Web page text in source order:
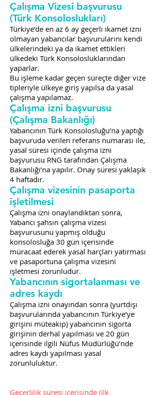
Çalışma Vizesi başvurusu
(Türk Konsoloslukları)
Türkiye’de en az 6 ay geçerli ikamet izni
olmayan yabancılar başvurularını kendi
ülkelerindeki ya da ikamet ettikleri
ülkedeki Türk Konsolosluklarından
yaparlar.
Bu işleme kadar geçen süreçte diğer vize
tipleriyle ülkeye giriş yapılsa da yasal
çalışma yapılamaz.
Çalışma izni başvurusu
(Çalışma Bakanlığı)
Yabancının Türk Konsolosluğu’na yaptığı
başvuruda verilen referans numarası ile,
yasal süresi içinde çalışma izni
başvurusu RNG tarafından Çalışma
Bakanlığı’na yapılır. Onay süresi yaklaşık
4 haftadır.
Çalışma vizesinin pasaporta
işletilmesi
Çalışma izni onaylandıktan sonra,
Yabancı şahsın çalışma vizesi
başvurusunu yapmış olduğu
konsolosluğa 30 gün içerisinde
müracaat ederek yasal harçları yatırması
ve pasaportuna çalışma vizesini
işletmesi zorunludur.
Yabancının sigortalanması ve
adres kaydı
Çalışma izni onayından sonra (yurtdışı
başvurularında yabancının Türkiye’ye
girişini müteakip) yabancının sigorta
girişinin derhal yapılması ve 20 gün
içerisinde ilgili Nüfus Müdürlüğü’nde
adres kaydı yapılması yasal
zorunluluktur.
Geçerlilik süresi içerisinde (ilk